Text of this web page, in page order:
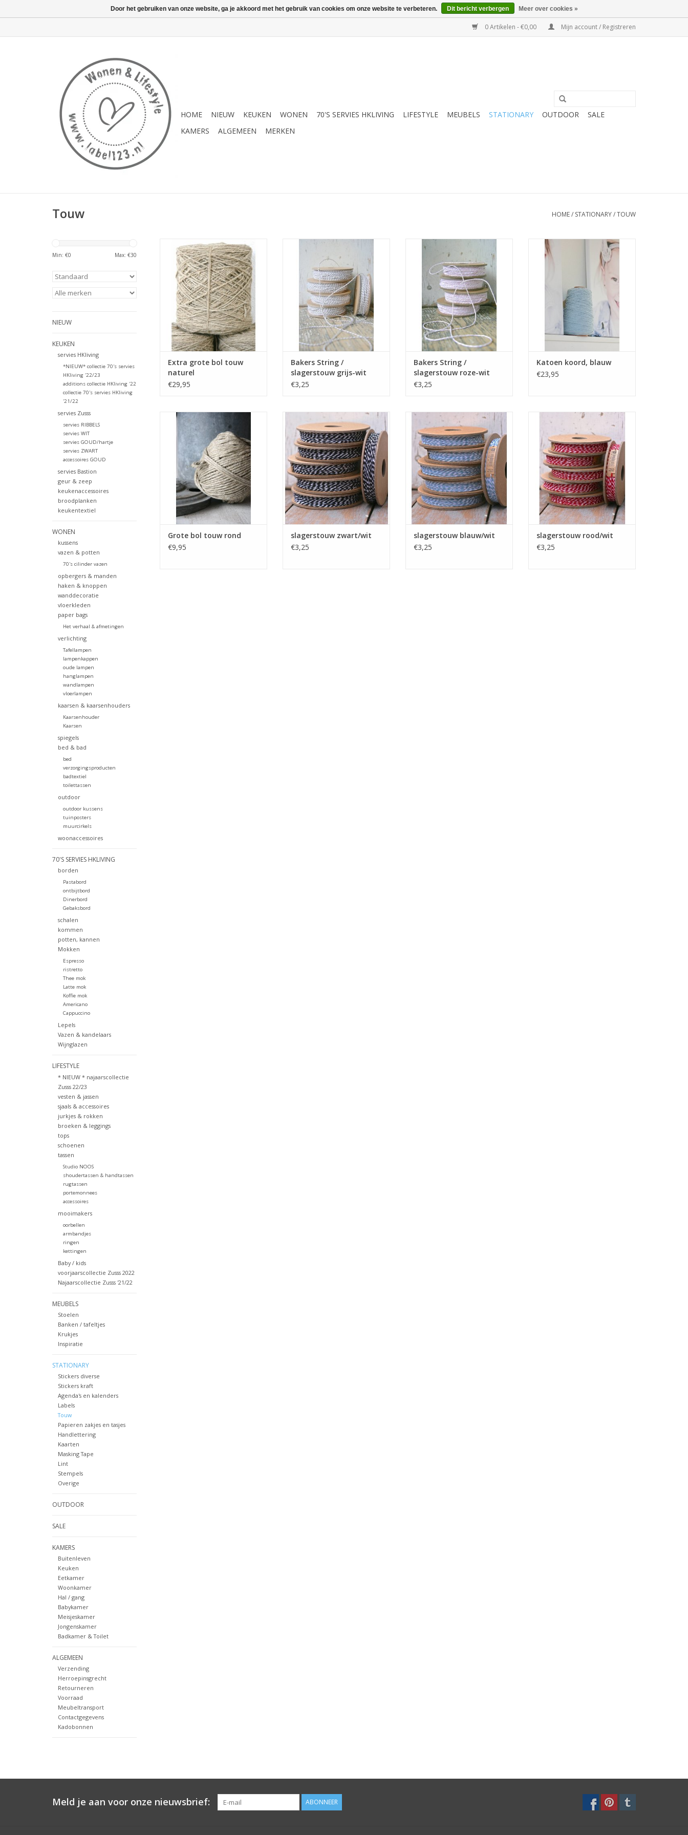
0 Artikelen - €0,00 Mijn account / Registreren
HOME NIEUW KEUKEN WONEN 70'S SERVIES HKLIVING LIFESTYLE MEUBELS STATIONARY OUTDOOR
SALE
KAMERS
ALGEMEEN MERKEN
Touw HOME/ STATIONARY/TOUW
Min: €0 Max: €30
NIEUW
KEUKEN
servies HKliving
*NIEUW* collectie 70's servies
HKliving '22/23
additions collectie HKliving '22
collectie 70's servies HKliving
'21/22
servies Zusss
servies RIBBELS
servies WIT
servies GOUD/hartje
servies ZWART
accessoires GOUD
servies Bastion
geur & zeep
keukenaccessoires
broodplanken
keukentextiel
WONEN
kussens
vazen & potten
70's cilinder vazen
opbergers & manden
haken & knoppen
wanddecoratie
vloerkleden
paper bags
Het verhaal & afmetingen
verlichting
Tafellampen
lampenkappen
oude lampen
hanglampen
wandlampen
vloerlampen
kaarsen & kaarsenhouders
Kaarsenhouder
Kaarsen
spiegels
bed & bad
bed
verzorgingsproducten
badtextiel
toilettassen
outdoor
outdoor kussens
tuinposters
muurcirkels
woonaccessoires
70'S SERVIES HKLIVING
borden
Pastabord
ontbijtbord
Dinerbord
Gebaksbord
schalen
kommen
potten, kannen
Mokken
Espresso
ristretto
Thee mok
Latte mok
Koffie mok
Americano
Cappuccino
Lepels
Vazen & kandelaars
Wijnglazen
LIFESTYLE
* NIEUW * najaarscollectie
Zusss 22/23
vesten & jassen
sjaals & accessoires
jurkjes & rokken
broeken & leggings
tops
schoenen
tassen
Studio NOOS
shoudertassen & handtassen
rugtassen
portemonnees
accessoires
mooimakers
oorbellen
armbandjes
ringen
kettingen
Baby / kids
voorjaarscollectie Zusss 2022
Najaarscollectie Zusss '21/22
MEUBELS
Stoelen
Banken / tafeltjes
Krukjes
Inspiratie
STATIONARY
Stickers diverse
Stickers kraft
Agenda's en kalenders
Labels
Touw
Papieren zakjes en tasjes
Handlettering
Kaarten
Masking Tape
Lint
Stempels
Overige
OUTDOOR
SALE
KAMERS
Buitenleven
Keuken
Eetkamer
Woonkamer
Hal / gang
Babykamer
Meisjeskamer
Jongenskamer
Badkamer & Toilet
ALGEMEEN
Verzending
Herroepinsgrecht
Retourneren
Voorraad
Meubeltransport
Contactgegevens
Kadobonnen
Stoer extra grote bol touw. Deze
bol juist decoratief ook erg leuk!
TOEVOEGEN AAN WINKELWAGEN
Extra grote bol touw
naturel
€29,95
12 meter Bakers String roze! Dit
touw is van een dikkere kwaliteit
dan het slagerstouw. Label123
heeft een uitgebreid assortiment
touw op voorraad.
TOEVOEGEN AAN WINKELWAGEN
Bakers String /
slagerstouw grijs-wit
€3,25
touw is van een dikkere kwaliteit
dan het slagerstouw. Label123
heeft een uitgebreid assortiment
touw op voorraad.
TOEVOEGEN AAN WINKELWAGEN
Bakers String /
slagerstouw roze-wit
€3,25
Stoere klos met katoen koord.
Deze klos is decoratief ook erg
leuk op een kast en/of plank
TOEVOEGEN AAN WINKELWAGEN
Katoen koord, blauw
€23,95
Stoer grote bol touw. Deze bol
juist decoratief ook erg leuk!
TOEVOEGEN AAN WINKELWAGEN
Grote bol touw rond
€9,95
12 meter slagerstouw zwart-wit!
Dit touw wordt zeer veel gebruikt
voor creatieve doeleinden zoals
het inpakken van cadeautjes.
Label123 heeft een uitgebreid
assortiment touw op voorraad.
TOEVOEGEN AAN WINKELWAGEN
slagerstouw zwart/wit
€3,25
12 meter slagerstouw blauw-wit!
Dit touw wordt zeer veel gebruikt
voor creatieve doeleinden zoals
het inpakken van cadeautjes.
Label123 heeft een uitgebreid
assortiment touw op voorraad.
TOEVOEGEN AAN WINKELWAGEN
slagerstouw blauw/wit
€3,25
12 meter slagerstouw rood-wit!
Dit touw wordt zeer veel gebruikt
voor creatieve doeleinden zoals
het inpakken van cadeautjes.
Label123 heeft een uitgebreid
assortiment touw op voorraad.
TOEVOEGEN AAN WINKELWAGEN
slagerstouw rood/wit
€3,25
Meld je aan voor onze nieuwsbrief: ABONNEER
Door het gebruiken van onze website, ga je akkoord met het gebruik van cookies om onze website te verbeteren. Dit bericht verbergen Meer over cookies »